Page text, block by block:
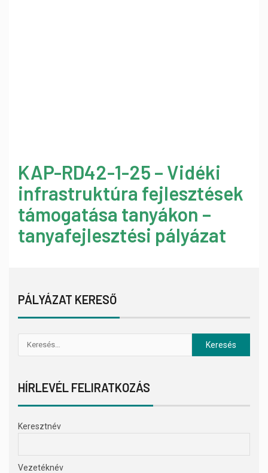
KAP-RD42-1-25 – Vidéki
infrastruktúra fejlesztések
támogatása tanyákon –
tanyafejlesztési pályázat
PÁLYÁZAT KERESŐ
HÍRLEVÉL FELIRATKOZÁS
Keresztnév
Vezetéknév